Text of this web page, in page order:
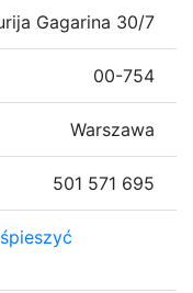
Gagarina 30/7
00-754
Warszawa
501 571 695